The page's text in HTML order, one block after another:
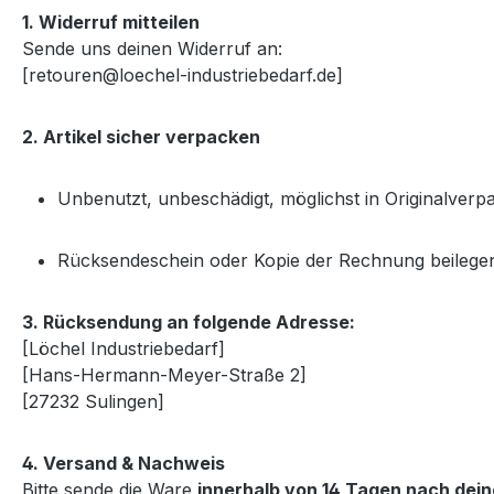
1. Widerruf mitteilen
Sende uns deinen Widerruf an:
[retouren@loechel-industriebedarf.de]
2. Artikel sicher verpacken
Unbenutzt, unbeschädigt, möglichst in
Rücksendeschein oder Kopie der Rechnung
3. Rücksendung an folgende Adresse:
[Löchel Industriebedarf]
[Hans-Hermann-Meyer-Straße 2]
[27232 Sulingen]
4. Versand & Nachweis